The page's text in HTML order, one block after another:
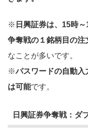
※ 日興証券は、15時
争奪戦の１銘柄目の
なことが多いです。
※パスワードの自動入
は可能です。
日興証券争奪戦：ダ